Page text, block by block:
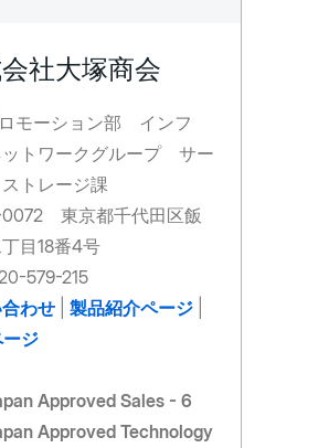
社大塚商会
モーション部 インフ
ットワークグループ サー
トレージ課
0072 東京都千代田区飯
目18番4号
579-215
わせ| 製品紹介ページ
ジ
Approved Sales - 6
Approved Technology